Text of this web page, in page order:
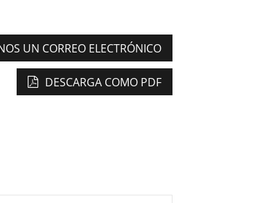
UN CORREO ELECTRÓNICO
DESCARGA COMO PDF